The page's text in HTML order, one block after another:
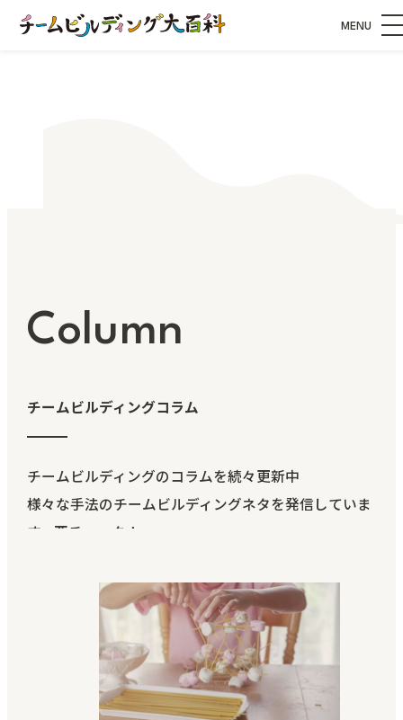
MENU
Column
チームビルディングコラム
チームビルディングのコラムを続々更新中
様々な手法のチームビルディングネタを発信していま
す。要チェック！